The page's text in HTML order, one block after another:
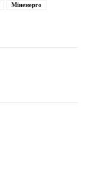
Міненерго